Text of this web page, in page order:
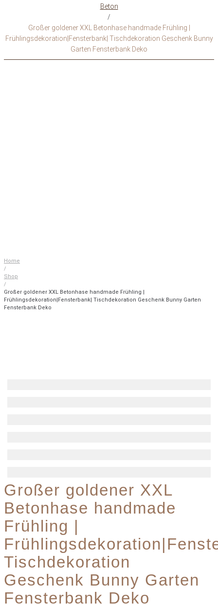
Beton
/
Großer goldener XXL Betonhase handmade Frühling |
Frühlingsdekoration|Fensterbank| Tischdekoration Geschenk Bunny
Garten Fensterbank Deko
Home
/
Shop
/
Großer goldener XXL Betonhase handmade Frühling |
Frühlingsdekoration|Fensterbank| Tischdekoration Geschenk Bunny Garten
Fensterbank Deko
Großer goldener XXL
Betonhase handmade
Frühling |
Tischdekoration
Geschenk Bunny Garten
Fensterbank Deko